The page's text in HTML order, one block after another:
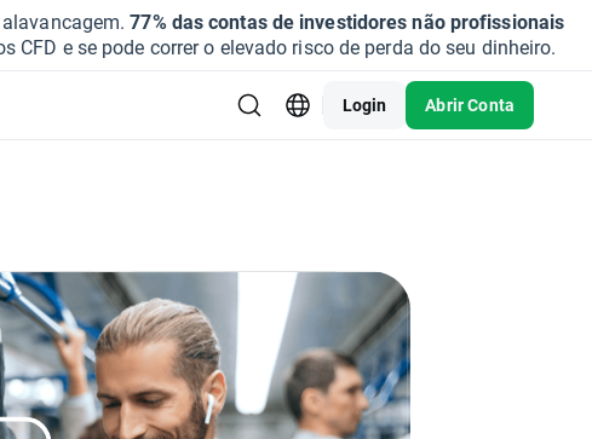
alavancagem.77% das contas de investidores não profissionais
e se pode correr o elevado risco de perda do seu dinheiro.
Login Abrir Conta